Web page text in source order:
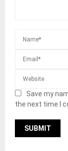
Save my
the next time I